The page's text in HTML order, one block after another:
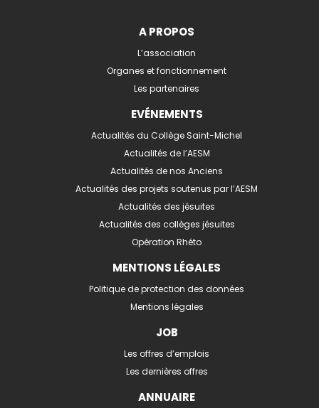
A PROPOS
L’association
Organes et fonctionnement
Les partenaires
EVÉNEMENTS
Actualités du Collège Saint-Michel
Actualités de l’AESM
Actualités de nos Anciens
Actualités des projets soutenus par l’AESM
Actualités des jésuites
Actualités des collèges jésuites
Opération Rhéto
MENTIONS LÉGALES
Politique de protection des données
Mentions légales
JOB
Les offres d’emplois
Les dernières offres
ANNUAIRE